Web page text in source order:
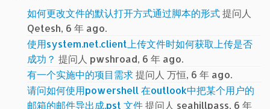
如何更改文件的默认打开方式通过脚本的形式提问人
Qetesh, 6 年 ago.
使用system.net.client上传文件时如何获取上传是否
成功？ 提问人 pwshroad, 6 年 ago.
有一个实施中的项目需求提问人 万恒, 6 年 ago.
请问如何使用powershell 在outlook中把某个用户的
邮箱的邮件导出成.pst 文件提问人 seahillpass, 6 年